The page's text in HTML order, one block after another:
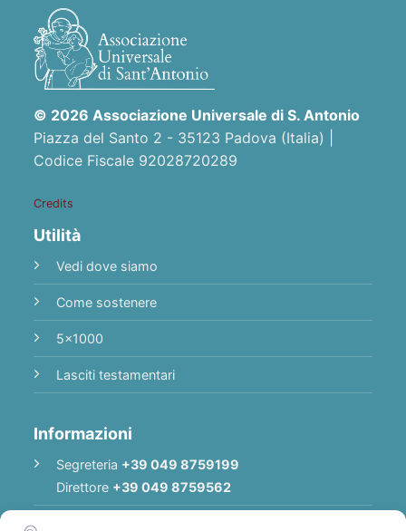
© 2026 Associazione Universale di S. Antonio
Piazza del Santo 2 - 35123 Padova (Italia) |
Codice Fiscale 92028720289
Credits
Utilità
Vedi dove siamo
Come sostenere
5x1000
Lasciti testamentari
Informazioni
Segreteria +39 049 8759199
Direttore +39 049 8759562